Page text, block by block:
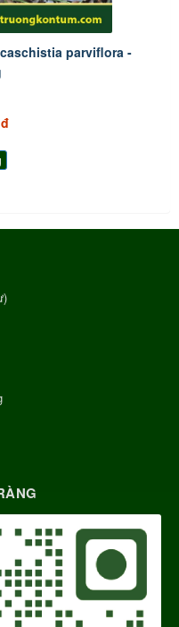
parviflora -